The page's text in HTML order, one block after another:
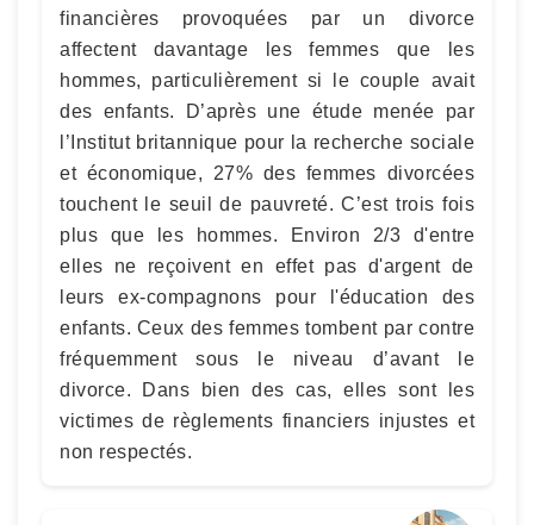
financières provoquées par un divorce
affectent davantage les femmes que les
hommes, particulièrement si le couple avait
des enfants. D’après une étude menée par
l’Institut britannique pour la recherche sociale
et économique, 27% des femmes divorcées
touchent le seuil de pauvreté. C’est trois fois
plus que les hommes. Environ 2/3 d'entre
elles ne reçoivent en effet pas d'argent de
leurs ex-compagnons pour l'éducation des
enfants. Ceux des femmes tombent par contre
fréquemment sous le niveau d’avant le
divorce. Dans bien des cas, elles sont les
victimes de règlements financiers injustes et
non respectés.